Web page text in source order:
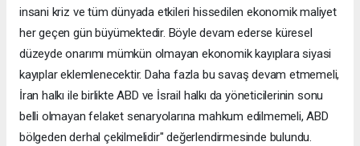
insani kriz ve tüm dünyada etkileri hissedilen ekonomik maliyet
her geçen gün büyümektedir. Böyle devam ederse küresel
düzeyde onarımı mümkün olmayan ekonomik kayıplara siyasi
kayıplar eklemlenecektir. Daha fazla bu savaş devam etmemeli,
İran halkı ile birlikte ABD ve İsrail halkı da yöneticilerinin sonu
belli olmayan felaket senaryolarına mahkum edilmemeli, ABD
bölgeden derhal çekilmelidir" değerlendirmesinde bulundu.